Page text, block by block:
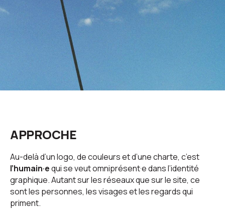
APPROCHE
Au-delà d’un logo, de couleurs et d’une charte, c’est
l’humain·equi se veut omniprésent·e dans l’identité
graphique. Autant sur les réseaux que sur le site, ce
sont les personnes, les visages et les regards qui
priment.